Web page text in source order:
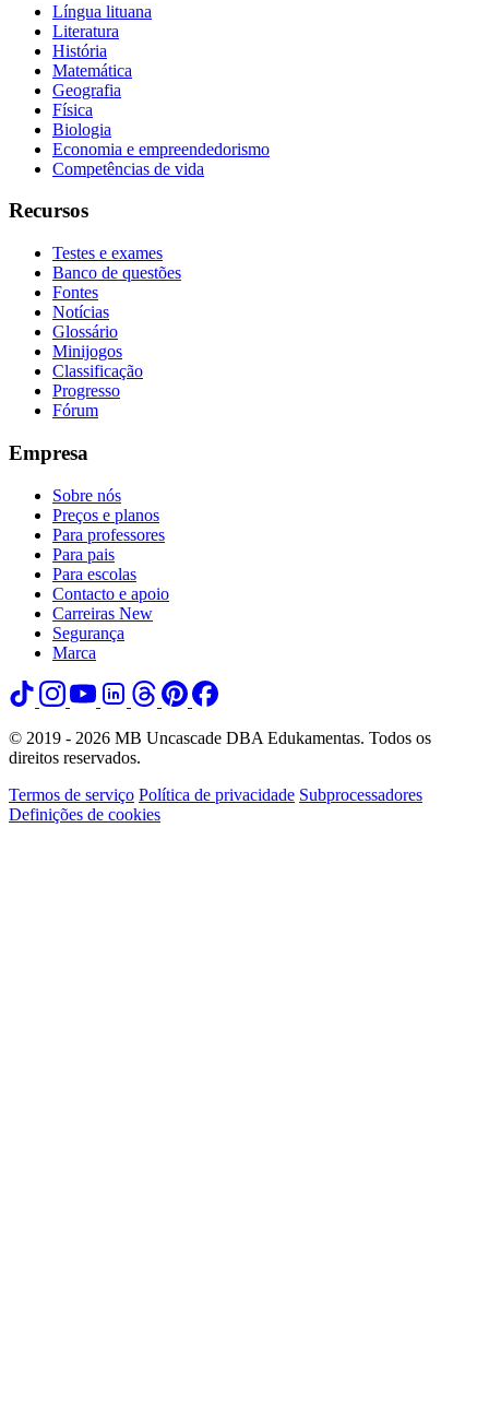
Língua lituana
Literatura
História
Matemática
Geografia
Física
Biologia
Economia e empreendedorismo
Competências de vida
Recursos
Testes e exames
Banco de questões
Fontes
Notícias
Glossário
Minijogos
Classificação
Progresso
Fórum
Empresa
Sobre nós
Preços e planos
Para professores
Para pais
Para escolas
Contacto e apoio
Carreiras New
Segurança
Marca
© 2019 - 2026 MB Uncascade DBA Edukamentas. Todos os
direitos reservados.
Termos de serviço Política de privacidade Subprocessadores
Definições de cookies